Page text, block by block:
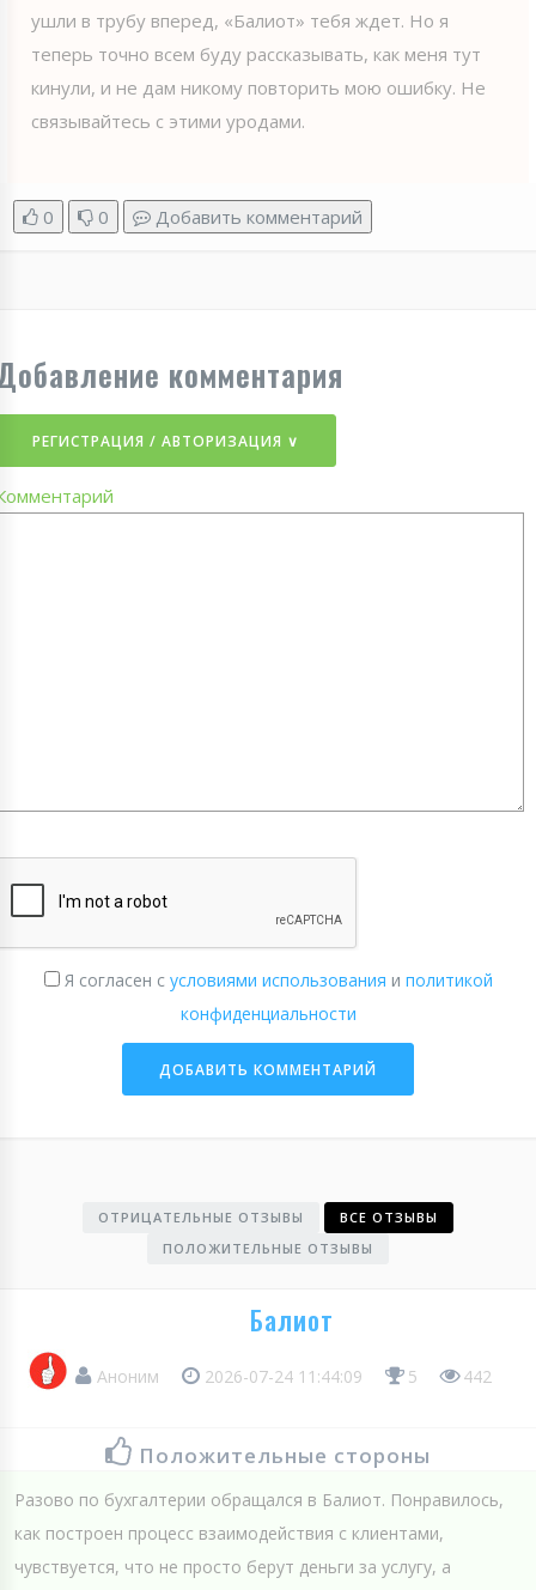
ушли в трубу вперед, «Балиот» тебя ждет. Но я
теперь точно всем буду рассказывать, как меня тут
кинули, и не дам никому повторить мою ошибку. Не
связывайтесь с этими уродами.
0 0 Добавить комментарий
комментария
РЕГИСТРАЦИЯ / АВТОРИЗАЦИЯ ∨
Я согласен с условиями использования и политикой
конфиденциальности
ОТРИЦАТЕЛЬНЫЕ ОТЗЫВЫ
ВСЕ ОТЗЫВЫ
ПОЛОЖИТЕЛЬНЫЕ ОТЗЫВЫ
Балиот
Аноним 2026-07-24 11:44:09 5 442
Положительные стороны
Разово по бухгалтерии обращался в Балиот. Понравилось,
как построен процесс взаимодействия с клиентами,
чувствуется, что не просто берут деньги за услугу, а